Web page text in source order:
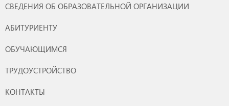
СВЕДЕНИЯ ОБ ОБРАЗОВАТЕЛЬНОЙ ОРГАНИЗАЦИИ
АБИТУРИЕНТУ
ОБУЧАЮЩИМСЯ
ТРУДОУСТРОЙСТВО
КОНТАКТЫ